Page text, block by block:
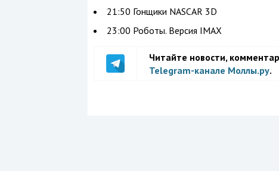
21:50 Гонщики NASCAR 3D
23:00 Роботы. Версия IMAX
Читайте новости,
Telegram-канале Моллы.ру.